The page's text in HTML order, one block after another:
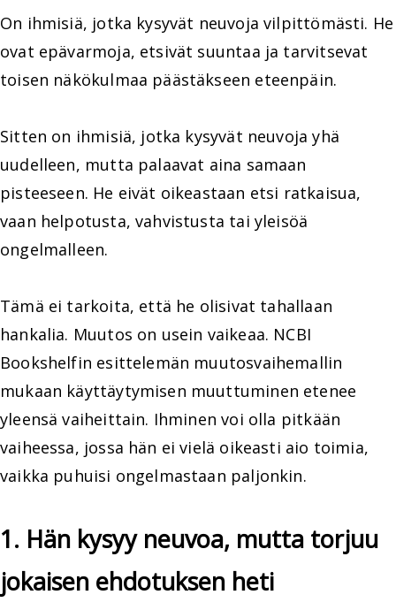
On ihmisiä, jotka kysyvät neuvoja vilpittömästi. He
ovat epävarmoja, etsivät suuntaa ja tarvitsevat
toisen näkökulmaa päästäkseen eteenpäin.
Sitten on ihmisiä, jotka kysyvät neuvoja yhä
uudelleen, mutta palaavat aina samaan
pisteeseen. He eivät oikeastaan etsi ratkaisua,
vaan helpotusta, vahvistusta tai yleisöä
ongelmalleen.
Tämä ei tarkoita, että he olisivat tahallaan
hankalia. Muutos on usein vaikeaa. NCBI
Bookshelfin esittelemän muutosvaihemallin
mukaan käyttäytymisen muuttuminen etenee
yleensä vaiheittain. Ihminen voi olla pitkään
vaiheessa, jossa hän ei vielä oikeasti aio toimia,
vaikka puhuisi ongelmastaan paljonkin.
1. Hän kysyy neuvoa, mutta torjuu
jokaisen ehdotuksen heti